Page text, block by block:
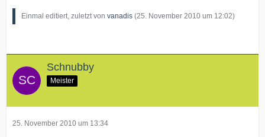
Einmal editiert, zuletzt von vanadis (25. November 2010 um 12:02)
Schnubby
Meister
25. November 2010 um 13:34